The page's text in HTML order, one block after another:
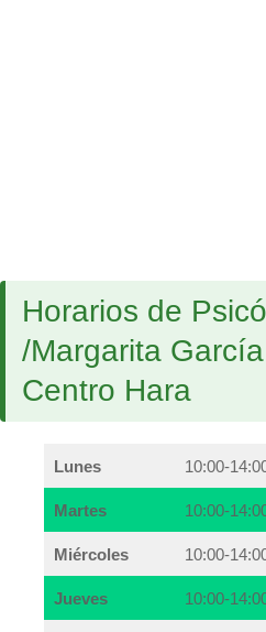
Horarios de
/Margarita
Centro Hara
Lunes 10:00-
Martes 10:00-
Miércoles 10:00-
Jueves 10:00-